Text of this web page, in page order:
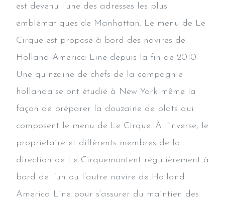
est devenu l’une des adresses les plus
emblématiques de Manhattan. Le menu de Le
Cirque est proposé à bord des navires de
Holland America Line depuis la fin de 2010.
Une quinzaine de chefs de la compagnie
hollandaise ont étudié à New York même la
façon de préparer la douzaine de plats qui
composent le menu de Le Cirque. À l’inverse, le
propriétaire et différents membres de la
direction de Le Cirquemontent régulièrement à
bord de l’un ou l’autre navire de Holland
America Line pour s’assurer du maintien des